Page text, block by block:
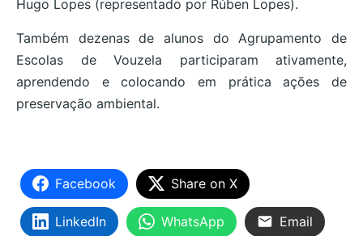
Hugo Lopes (representado por Rúben Lopes).
Também dezenas de alunos do Agrupamento de
Escolas de Vouzela participaram ativamente,
aprendendo e colocando em prática ações de
preservação ambiental.
Facebook Share on X
LinkedIn WhatsApp Email